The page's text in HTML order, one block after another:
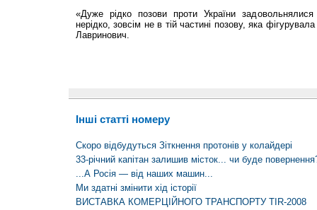
«Дуже рідко позови проти України
нерідко, зовсім не в тій частині позову, яка
Лавринович.
Інші статті номеру
Скоро відбудуться Зіткнення протонів у колайдері
33-річний капітан залишив місток... чи буде
...А Росія — від наших машин...
Ми здатні змінити хід історії
ВИСТАВКА КОМЕРЦІЙНОГО ТРАНСПОРТУ TIR-2008